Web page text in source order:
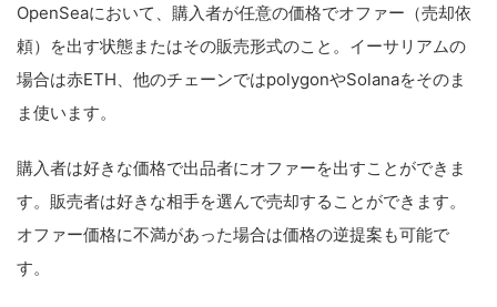
OpenSeaにおいて、購入者が任意の価格でオファー（売却依
頼）を出す状態またはその販売形式のこと。イーサリアムの
場合は赤ETH、他のチェーンではpolygonやSolanaをそのま
ま使います。
購入者は好きな価格で出品者にオファーを出すことができま
す。販売者は好きな相手を選んで売却することができます。
オファー価格に不満があった場合は価格の逆提案も可能で
す。